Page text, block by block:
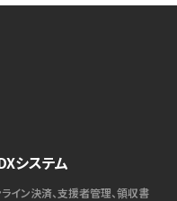
システム
イン決済、支援者管理、領収書